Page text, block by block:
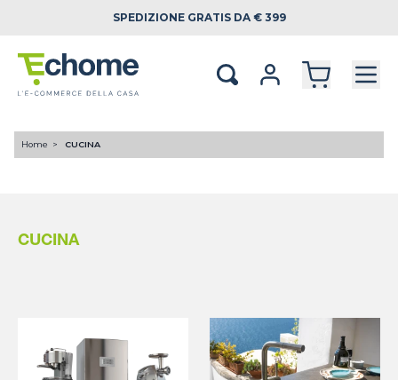
SPEDIZIONE GRATIS DA € 399
Home CUCINA
CUCINA